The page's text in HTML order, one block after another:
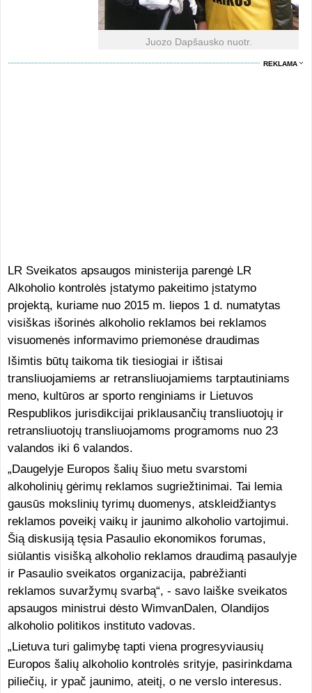
Juozo Dapšausko nuotr.
REKLAMA
LR Sveikatos apsaugos ministerija parengė LR
Alkoholio kontrolės įstatymo pakeitimo įstatymo
projektą, kuriame nuo 2015 m. liepos 1 d. numatytas
visiškas išorinės alkoholio reklamos bei reklamos
visuomenės informavimo priemonėse draudimas
Išimtis būtų taikoma tik tiesiogiai ir ištisai
transliuojamiems ar retransliuojamiems tarptautiniams
meno, kultūros ar sporto renginiams ir Lietuvos
Respublikos jurisdikcijai priklausančių transliuotojų ir
retransliuotojų transliuojamoms programoms nuo 23
valandos iki 6 valandos.
„Daugelyje Europos šalių šiuo metu svarstomi
alkoholinių gėrimų reklamos sugriežtinimai. Tai lemia
gausūs mokslinių tyrimų duomenys, atskleidžiantys
reklamos poveikį vaikų ir jaunimo alkoholio vartojimui.
Šią diskusiją tęsia Pasaulio ekonomikos forumas,
siūlantis visišką alkoholio reklamos draudimą pasaulyje
ir Pasaulio sveikatos organizacija, pabrėžianti
reklamos suvaržymų svarbą“, - savo laiške sveikatos
apsaugos ministrui dėsto WimvanDalen, Olandijos
alkoholio politikos instituto vadovas.
„Lietuva turi galimybę tapti viena progresyviausių
Europos šalių alkoholio kontrolės srityje, pasirinkdama
piliečių, ir ypač jaunimo, ateitį, o ne verslo interesus.